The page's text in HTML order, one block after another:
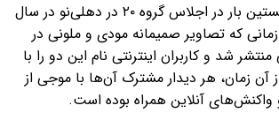
لقب «Melodi» نخستین بار در اجلاس گروه ۲۰ در دهلی‌نو در سال
زمانی که تصاویر صمیمانه مودی و ملونی در
شد و کاربران اینترنتی نام این دو را با
آن زمان، هر دیدار مشترک آن‌ها با موجی از
آنلاین همراه بوده است.